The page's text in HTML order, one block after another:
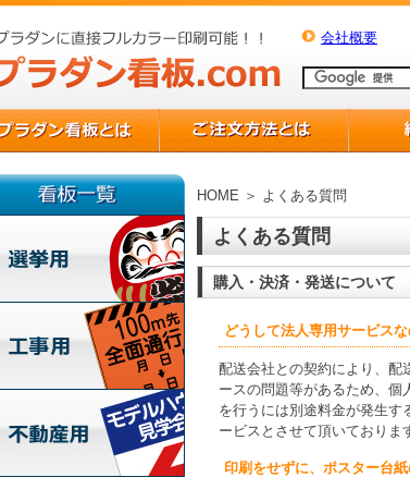
会社概要
HOME ＞ よくある質問
よくある質問
購入・決済・発送について
どうして法人専用サービス
配送会社との契約により、配
ースの問題等があるため、個
を行うには別途料金が発生す
ービスとさせて頂いておりま
印刷をせずに、ポスター台